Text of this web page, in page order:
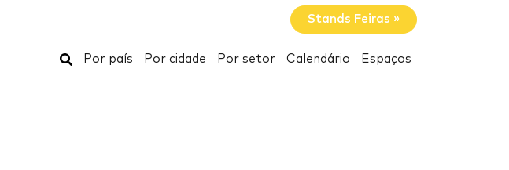
Stands Feiras »
Buscar
Por país Por cidade Por setor Calendário Espaços